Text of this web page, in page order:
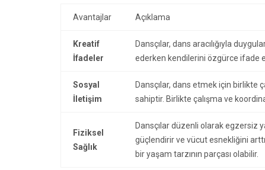
Avantajlar Açıklama
Kreatif
İfadeler
Dansçılar, dans aracılığıyla
ederken kendilerini özgürce ifade
Sosyal
İletişim
Dansçılar, dans etmek için birlikte
sahiptir. Birlikte çalışma ve
Fiziksel
Sağlık
Dansçılar düzenli olarak egzersiz
güçlendirir ve vücut esnekliğini
bir yaşam tarzının parçası olabilir.